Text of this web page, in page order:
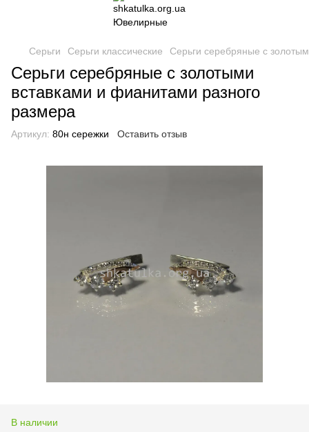
Серьги Серьги классические Серьги серебряные с
Серьги серебряные с золотыми
вставками и фианитами разного
размера
Артикул: 80н сережки Оставить отзыв
В наличии